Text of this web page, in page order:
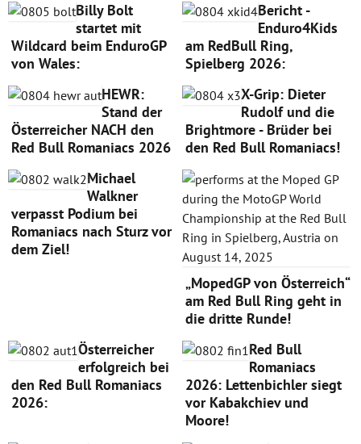
Billy Bolt
startet mit
Wildcard beim EnduroGP
von Wales:
Bericht -
Enduro4Kids
am RedBull Ring,
Spielberg 2026:
HEWR:
Stand der
Österreicher NACH den
Red Bull Romaniacs 2026
X-Grip: Dieter
Rudolf und die
Brightmore - Brüder bei
den Red Bull Romaniacs!
Michael
Walkner
verpasst Podium bei
Romaniacs nach Sturz vor
dem Ziel!
„MopedGP von Österreich“
am Red Bull Ring geht in
die dritte Runde!
Österreicher
erfolgreich bei
den Red Bull Romaniacs
2026:
Red Bull
Romaniacs
2026: Lettenbichler siegt
vor Kabakchiev und
Moore!